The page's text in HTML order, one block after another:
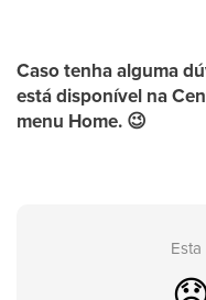
Caso tenha alguma
está disponível na
menu Home. 😉